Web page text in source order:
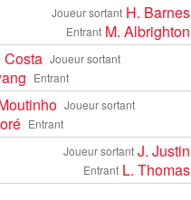
Joueur sortant H. Barnes
Entrant M. Albrighton
Joueur sortant
Costa
Entrant
Joueur sortant
Entrant
Joueur sortant J. Justin
Entrant L. Thomas